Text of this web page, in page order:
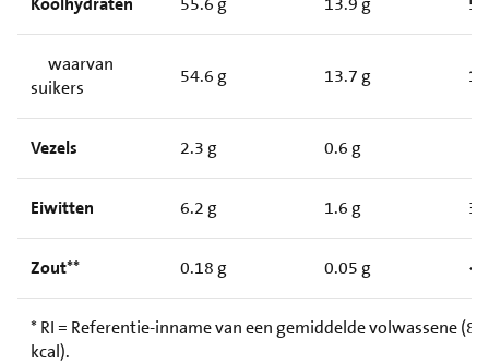
waarvan
suikers
54.6 g 13.7 g
Vezels 2.3 g 0.6 g
Eiwitten 6.2 g 1.6 g
Zout** 0.18 g 0.05 g
* RI = Referentie-inname van een gemiddelde volwassene
kcal).